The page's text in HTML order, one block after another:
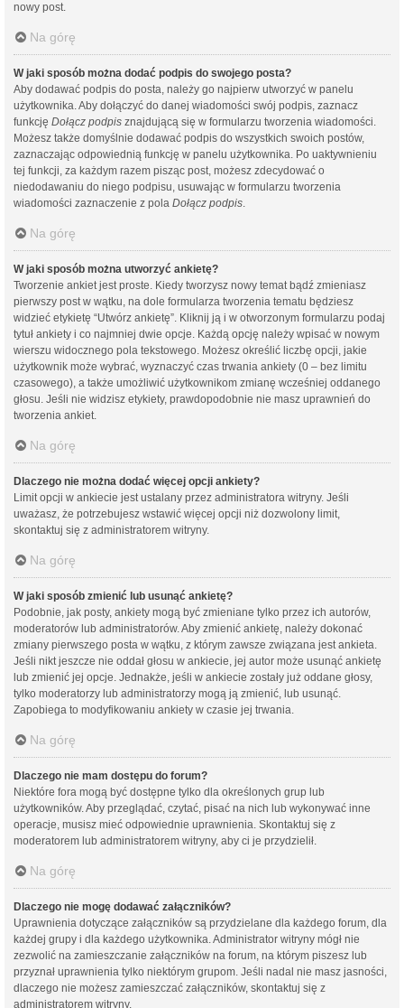
nowy post.
Na górę
W jaki sposób można dodać podpis do swojego posta?
Aby dodawać podpis do posta, należy go najpierw utworzyć w panelu
użytkownika. Aby dołączyć do danej wiadomości swój podpis, zaznacz
funkcję Dołącz podpis znajdującą się w formularzu tworzenia wiadomości.
Możesz także domyślnie dodawać podpis do wszystkich swoich postów,
zaznaczając odpowiednią funkcję w panelu użytkownika. Po uaktywnieniu
tej funkcji, za każdym razem pisząc post, możesz zdecydować o
niedodawaniu do niego podpisu, usuwając w formularzu tworzenia
wiadomości zaznaczenie z pola Dołącz podpis.
Na górę
W jaki sposób można utworzyć ankietę?
Tworzenie ankiet jest proste. Kiedy tworzysz nowy temat bądź zmieniasz
pierwszy post w wątku, na dole formularza tworzenia tematu będziesz
widzieć etykietę “Utwórz ankietę”. Kliknij ją i w otworzonym formularzu podaj
tytuł ankiety i co najmniej dwie opcje. Każdą opcję należy wpisać w nowym
wierszu widocznego pola tekstowego. Możesz określić liczbę opcji, jakie
użytkownik może wybrać, wyznaczyć czas trwania ankiety (0 – bez limitu
czasowego), a także umożliwić użytkownikom zmianę wcześniej oddanego
głosu. Jeśli nie widzisz etykiety, prawdopodobnie nie masz uprawnień do
tworzenia ankiet.
Na górę
Dlaczego nie można dodać więcej opcji ankiety?
Limit opcji w ankiecie jest ustalany przez administratora witryny. Jeśli
uważasz, że potrzebujesz wstawić więcej opcji niż dozwolony limit,
skontaktuj się z administratorem witryny.
Na górę
W jaki sposób zmienić lub usunąć ankietę?
Podobnie, jak posty, ankiety mogą być zmieniane tylko przez ich autorów,
moderatorów lub administratorów. Aby zmienić ankietę, należy dokonać
zmiany pierwszego posta w wątku, z którym zawsze związana jest ankieta.
Jeśli nikt jeszcze nie oddał głosu w ankiecie, jej autor może usunąć ankietę
lub zmienić jej opcje. Jednakże, jeśli w ankiecie zostały już oddane głosy,
tylko moderatorzy lub administratorzy mogą ją zmienić, lub usunąć.
Zapobiega to modyfikowaniu ankiety w czasie jej trwania.
Na górę
Dlaczego nie mam dostępu do forum?
Niektóre fora mogą być dostępne tylko dla określonych grup lub
użytkowników. Aby przeglądać, czytać, pisać na nich lub wykonywać inne
operacje, musisz mieć odpowiednie uprawnienia. Skontaktuj się z
moderatorem lub administratorem witryny, aby ci je przydzielił.
Na górę
Dlaczego nie mogę dodawać załączników?
Uprawnienia dotyczące załączników są przydzielane dla każdego forum, dla
każdej grupy i dla każdego użytkownika. Administrator witryny mógł nie
zezwolić na zamieszczanie załączników na forum, na którym piszesz lub
przyznał uprawnienia tylko niektórym grupom. Jeśli nadal nie masz jasności,
dlaczego nie możesz zamieszczać załączników, skontaktuj się z
administratorem witryny.